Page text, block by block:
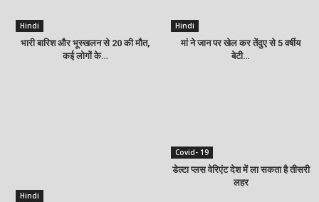
Hindi
भारी बारिश और भूस्खलन से 20 की मौत,
कई लोगों के…
Hindi
मां ने जान पर खेल कर तेंदुए से 5 वर्षीय
बेटी…
Hindi
Covid- 19
डेल्‍टा प्‍लस वेरिएंट देश में ला सकता है तीसरी
लहर